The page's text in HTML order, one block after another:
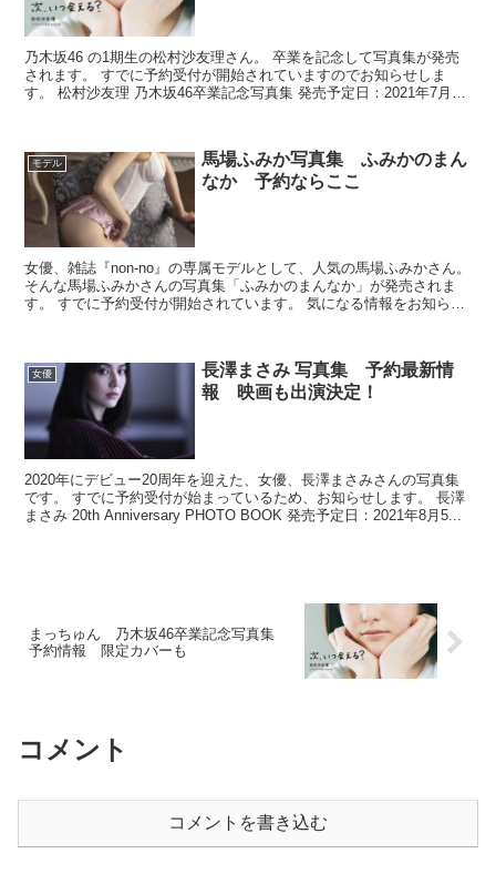
乃木坂46 の1期生の松村沙友理さん。 卒業を記念して写真集が発売
されます。 すでに予約受付が開始されていますのでお知らせしま
す。 松村沙友理 乃木坂46卒業記念写真集 発売予定日：2021年7月13
モデル
馬場ふみか写真集 ふみかのまん
なか 予約ならここ
女優、雑誌『non-no』の専属モデルとして、人気の馬場ふみかさん。
そんな馬場ふみかさんの写真集「ふみかのまんなか」が発売されま
す。 すでに予約受付が開始されています。 気になる情報をお知らせ
女優
長澤まさみ 写真集 予約最新情
報 映画も出演決定！
2020年にデビュー20周年を迎えた、女優、長澤まさみさんの写真集
です。 すでに予約受付が始まっているため、お知らせします。 長澤
まさみ 20th Anniversary PHOTO BOOK 発売予定日：2021年8月5...
まっちゅん 乃木坂46卒業記念写真集
予約情報 限定カバーも
コメント
コメントを書き込む